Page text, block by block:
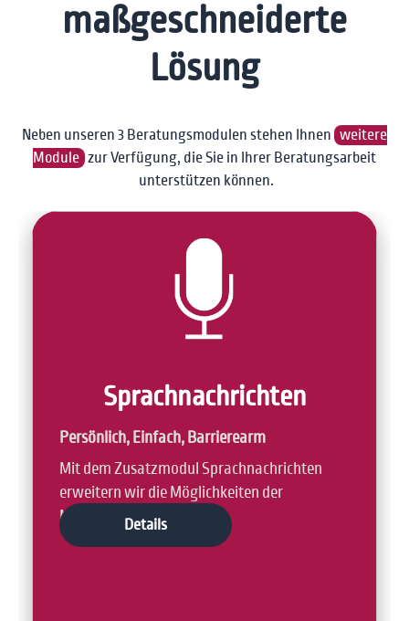
maßgeschneiderte
Lösung
Neben unseren 3 Beratungsmodulen stehen Ihnen weitere
Module zur Verfügung, die Sie in Ihrer Beratungsarbeit
unterstützen können.
Sprach­nachrichten
Persönlich, Einfach, Barrierearm
Mit dem Zusatzmodul Sprachnachrichten
erweitern wir die Möglichkeiten der
Mailberatung.
Details